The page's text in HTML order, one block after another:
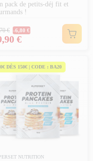
pack de petits-déj fit et
!
Normal
€ -6,80 €
€
DÈS 150€ | CODE : BA20
NUTRITION